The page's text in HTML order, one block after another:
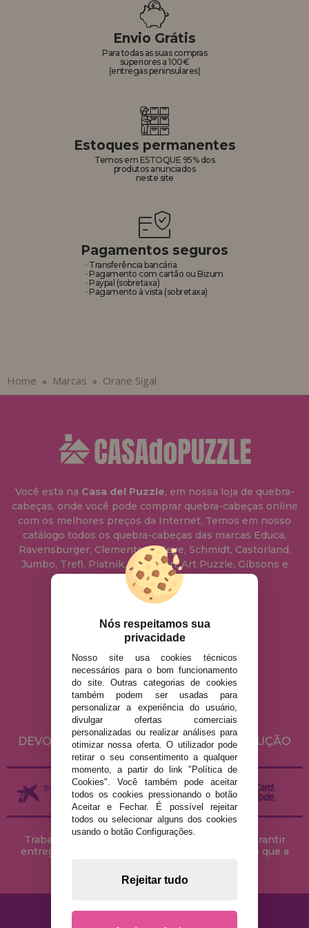
REGISTRO DE REVENDEDOR
Envio Grátis
Para todas as suas compras
superiores a 100€
(entregas peninsulares)
Estoques permanentes
Temos em ESTOQUE 95% dos
produtos anunciados
neste site
Pagamentos seguros
· Transferência bancária
· Pagamento com cartão ou Bizum
· Paypal (sobretaxa)
· Pagamento à vista (sobretaxa)
Home » Marcas » Orane Sigal
Você está na Casa del Puzzle, em nossa loja de quebra-
cabeças, onde você pode comprar quebra-cabeças online
com os melhores preços da Internet. Temos em nosso
catálogo todos os quebra-cabeças das marcas Educa,
Ravensburger, Clementoni, Heye, Schmidt, Castorland,
Jumbo, Trefl, Piatnik, Anatolian, Art Puzzle, Gibsons e
muito mais.
info@casadopuzzle.pt
AVISO LEGAL
POLÍTICA DE PRIVACIDADE
POLÍTICA DE COOKIES
ENVIO E DEVOLUÇÕES
DEVOLUÇÕES / DIREITO DE LIVRE RESOLUÇÃO
Trabalhamos com stocks permanentes para garantir
entregas rápidas no território peninsular, desde que a
Nós respeitamos sua
privacidade
Nosso site usa cookies técnicos
necessários para o bom funcionamento
do site. Outras categorias de cookies
também podem ser usadas para
personalizar a experiência do usuário,
divulgar ofertas comerciais
personalizadas ou realizar análises para
otimizar nossa oferta. O utilizador pode
retirar o seu consentimento a qualquer
momento, a partir do link "Política de
Cookies". Você também pode aceitar
todos os cookies pressionando o botão
Aceitar e Fechar. É possível rejeitar
todos ou selecionar alguns dos cookies
usando o botão Configurações.
Rejeitar tudo